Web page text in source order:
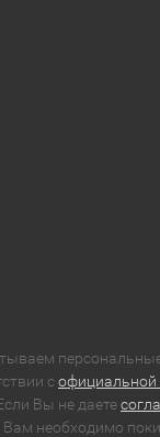
софициальной
Если Вы не даете
, Вам необходимо